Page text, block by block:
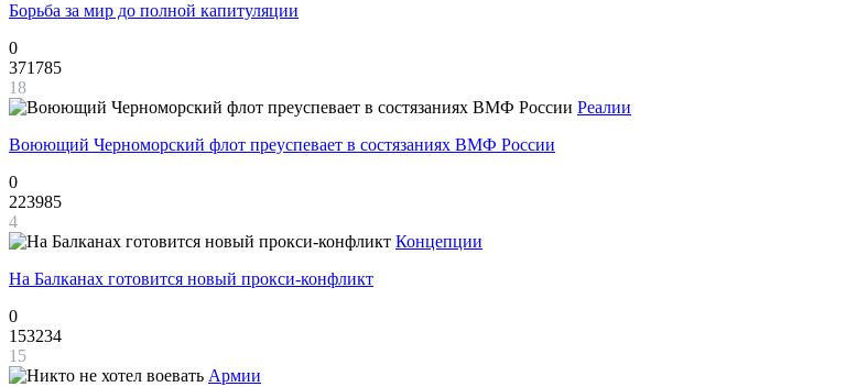
Борьба за мир до полной капитуляции
0
371785
18
Реалии
Воюющий Черноморский флот преуспевает в состязаниях ВМФ России
0
223985
4
Концепции
На Балканах готовится новый прокси-конфликт
0
153234
15
Армии